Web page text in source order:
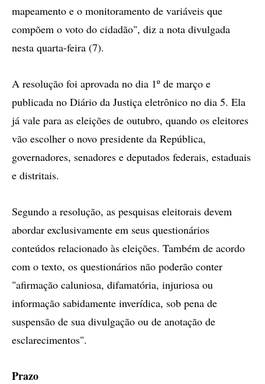
mapeamento e o monitoramento de variáveis que
compõem o voto do cidadão", diz a nota divulgada
nesta quarta-feira (7).
A resolução foi aprovada no dia 1º de março e
publicada no Diário da Justiça eletrônico no dia 5. Ela
já vale para as eleições de outubro, quando os eleitores
vão escolher o novo presidente da República,
governadores, senadores e deputados federais, estaduais
e distritais.
Segundo a resolução, as pesquisas eleitorais devem
abordar exclusivamente em seus questionários
conteúdos relacionado às eleições. Também de acordo
com o texto, os questionários não poderão conter
"afirmação caluniosa, difamatória, injuriosa ou
informação sabidamente inverídica, sob pena de
suspensão de sua divulgação ou de anotação de
esclarecimentos".
Prazo